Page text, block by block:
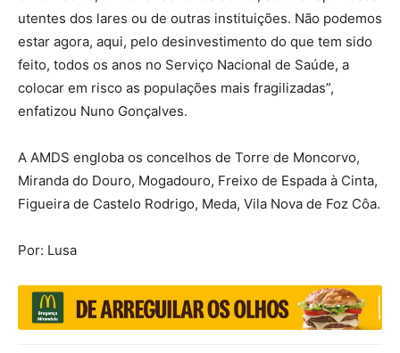
utentes dos lares ou de outras instituições. Não podemos
estar agora, aqui, pelo desinvestimento do que tem sido
feito, todos os anos no Serviço Nacional de Saúde, a
colocar em risco as populações mais fragilizadas”,
enfatizou Nuno Gonçalves.
A AMDS engloba os concelhos de Torre de Moncorvo,
Miranda do Douro, Mogadouro, Freixo de Espada à Cinta,
Figueira de Castelo Rodrigo, Meda, Vila Nova de Foz Côa.
Por: Lusa